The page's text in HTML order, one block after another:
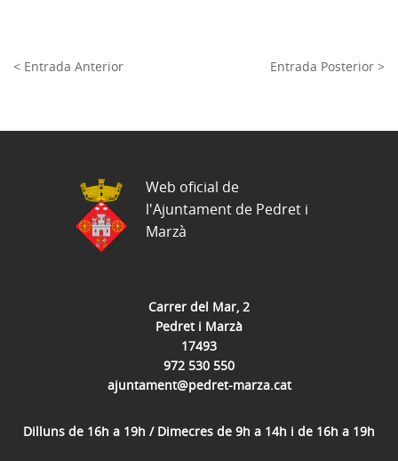
< Entrada Anterior Entrada Posterior >
Carrer del Mar, 2
Pedret i Marzà
17493
972 530 550
ajuntament@pedret-marza.cat
Dilluns de 16h a 19h / Dimecres de 9h a 14h i de 16h a 19h
Web oficial de
l'Ajuntament de Pedret i
Marzà